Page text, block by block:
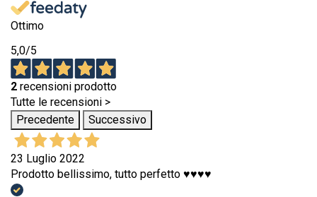
Ottimo
5,0/5
2 recensioni prodotto
Tutte le recensioni >
Precedente
Successivo
23 Luglio 2022
Prodotto bellissimo, tutto perfetto ♥️♥️♥️♥️